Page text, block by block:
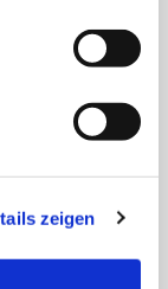
zeigen